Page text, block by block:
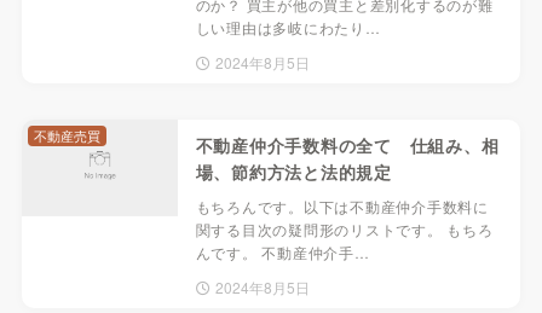
のか？ 買主が他の買主と差別化するのが難
しい理由は多岐にわたり…
2024年8月5日
不動産仲介手数料の全て 仕組み、相
場、節約方法と法的規定
もちろんです。以下は不動産仲介手数料に
関する目次の疑問形のリストです。 もちろ
んです。 不動産仲介手…
2024年8月5日
不動産売買